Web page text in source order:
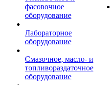
фасовочное
оборудование
Лабораторное
оборудование
Смазочное, масло- и
топливораздаточное
оборудование